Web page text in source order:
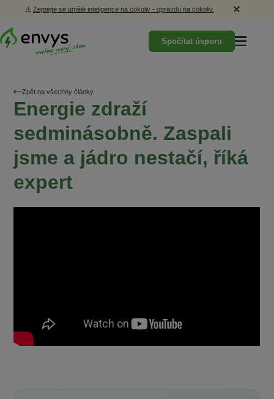
⚠️ Zeptejte se umělé inteligence na cokoliv - opravdu na cokoliv.
Spočítat úsporu
Zpět na všechny články
Energie zdraží
sedminásobně. Zaspali
jsme a jádro nestačí, říká
expert